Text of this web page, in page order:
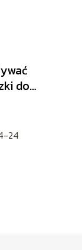
do
24